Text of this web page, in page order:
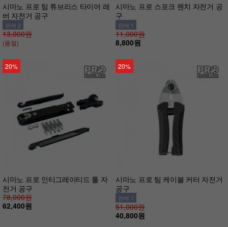
시마노 프로 팀 튜브리스 타이어 레
버 자전거 공구
판매 2
13,000원
(품절)
시마노 프로 스포크 렌치 자전거 공
구
판매 1
11,000원
8,800원
20%
시마노 프로 인티그레이티드 툴 자
전거 공구
78,000원
62,400원
20%
시마노 프로 팀 케이블 커터 자전거
공구
판매 1
51,000원
40,800원